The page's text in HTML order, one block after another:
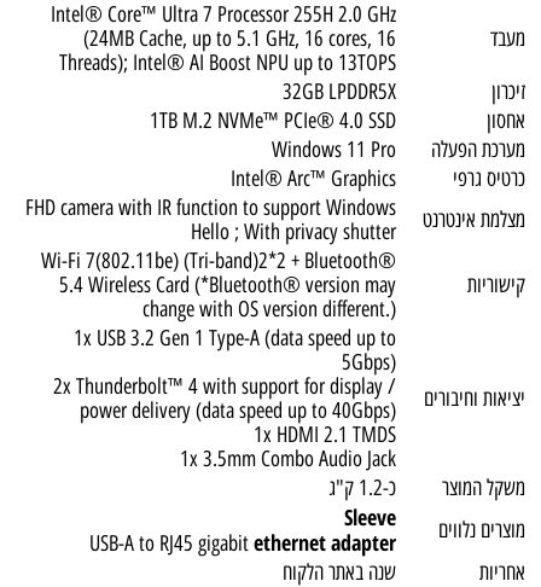
מעבד
Intel® Core™ Ultra 7 Processor 255H 2.0 GHz
(24MB Cache, up to 5.1 GHz, 16 cores, 16
Threads); Intel® AI Boost NPU up to 13TOPS
זיכרון
32GB LPDDR5X
אחסון
1TB M.2 NVMe™ PCIe® 4.0 SSD
מערכת הפעלה
Windows 11 Pro
כרטיס גרפי
Intel® Arc™ Graphics
מצלמת אינטרנט
FHD camera with IR function to support Windows
Hello ; With privacy shutter
קישוריות
Wi-Fi 7(802.11be) (Tri-band)2*2 + Bluetooth®
5.4 Wireless Card (*Bluetooth® version may
change with OS version different.)
יציאות וחיבורים
1x USB 3.2 Gen 1 Type-A (data speed up to
5Gbps)
2x Thunderbolt™ 4 with support for display /
power delivery (data speed up to 40Gbps)
1x HDMI 2.1 TMDS
1x 3.5mm Combo Audio Jack
משקל המוצר
כ-1.2 ק"ג
מוצרים נלווים
Sleeve
USB-A to RJ45 gigabitethernet adapter
אחריות
שנה באתר הלקוח